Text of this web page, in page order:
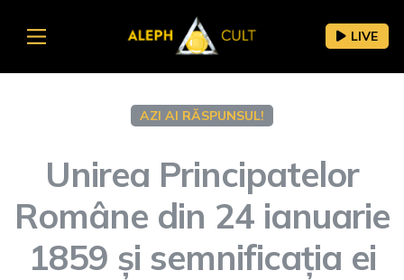
LIVE
AZI AI RĂSPUNSUL!
Unirea Principatelor
Române din 24 ianuarie
1859 și semnificația ei